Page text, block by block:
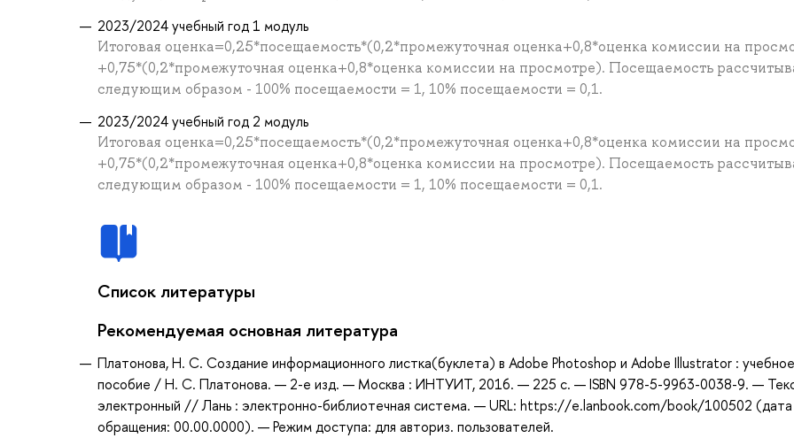
2023/2024 учебный год 1 модуль
Итоговая оценка=0,25*посещаемость*(0,2*промежуточная оценка+0,8*оценка комиссии на
+0,75*(0,2*промежуточная оценка+0,8*оценка комиссии на просмотре). Посещаемость
следующим образом - 100% посещаемости = 1, 10% посещаемости = 0,1.
2023/2024 учебный год 2 модуль
Итоговая оценка=0,25*посещаемость*(0,2*промежуточная оценка+0,8*оценка комиссии на
+0,75*(0,2*промежуточная оценка+0,8*оценка комиссии на просмотре). Посещаемость
следующим образом - 100% посещаемости = 1, 10% посещаемости = 0,1.
Список литературы
Рекомендуемая основная литература
Платонова, Н. С. Создание информационного листка(буклета) в Adobe Photoshop и Adobe Illustrator : учебное
пособие / Н. С. Платонова. — 2-е изд. — Москва : ИНТУИТ, 2016. — 225 с. — ISBN 978-5-9963-0038-9. —
электронный // Лань : электронно-библиотечная система. — URL: https://e.lanbook.com/book/100502 (дата
обращения: 00.00.0000). — Режим доступа: для авториз. пользователей.